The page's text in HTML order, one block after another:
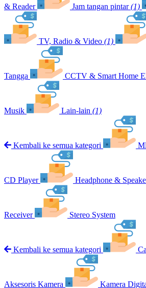
& Reader Jam tangan pintar (1)
TV, Radio & Video (1)
Tangga CCTV & Smart Home
Musik Lain-lain (1)
Kembali ke semua kategori
CD Player Headphone &
Receiver Stereo System
Kembali ke semua kategori
Aksesoris Kamera Kamera